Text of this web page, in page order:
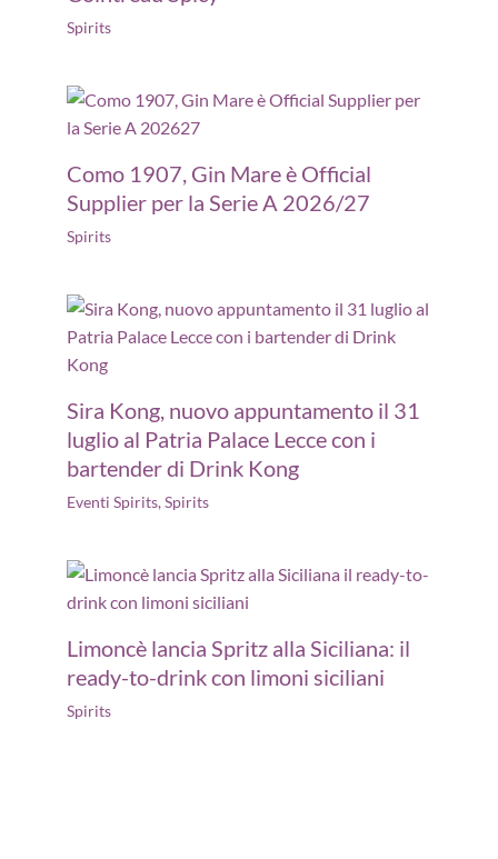
Spirits
Como 1907, Gin Mare è Official
Supplier per la Serie A 2026/27
Spirits
Sira Kong, nuovo appuntamento il 31
luglio al Patria Palace Lecce con i
bartender di Drink Kong
Eventi Spirits,Spirits
Limoncè lancia Spritz alla Siciliana: il
ready-to-drink con limoni siciliani
Spirits